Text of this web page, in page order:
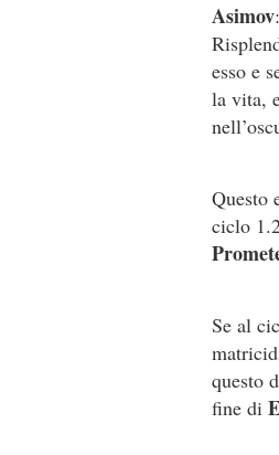
Asimov
esso e
la vita,
Questo
ciclo
Se al
questo
fine di